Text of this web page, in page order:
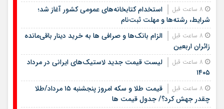
استخدام کتابخانه‌های عمومی کشور آغاز شد؛
شرایط، رشته‌ها و مهلت ثبت‌نام
الزام بانک‌ها و صرافی ها به خرید دینار باقی‌مانده
زائران اربعین
لیست قیمت جدید لاستیک‌های ایرانی در مرداد
۱۴۰۵
قیمت طلا و سکه امروز پنجشنبه ۱۵ مرداد/طلا
چقدر جهش کرد؟/ جدول قیمت ها